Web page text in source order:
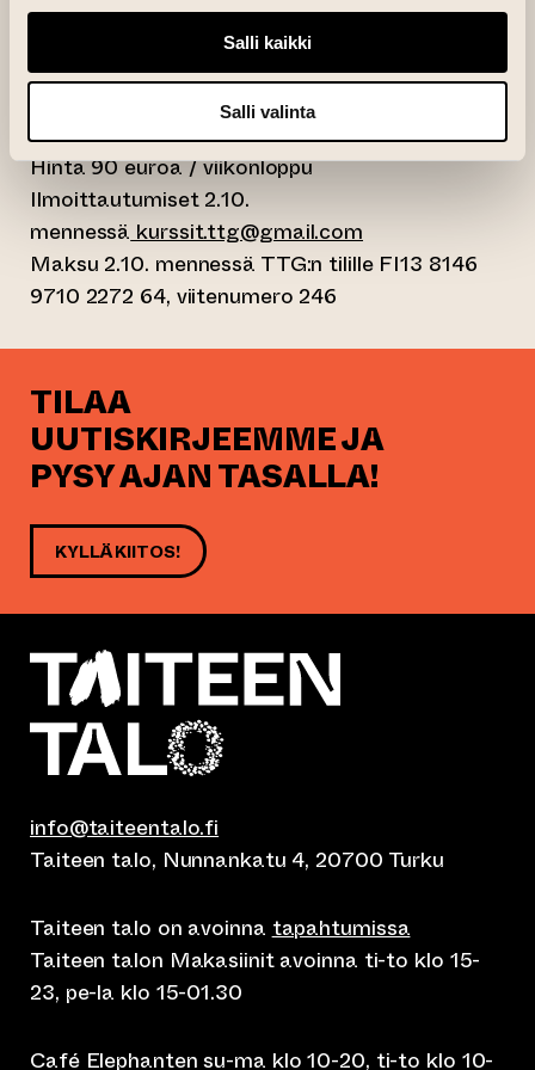
Salli kaikki
Salli valinta
japaninpapereita (lisää ostettavissa),
painovärit, liuottimet, työvälineet. Tuo
mukanasi, jos sinulla on, kaivertimia, pieniä
teloja, japaninpaperia.
Hinta 90 euroa / viikonloppu
Ilmoittautumiset 2.10.
mennessä kurssit.ttg@gmail.com
Maksu 2.10. mennessä TTG:n tilille FI13 8146
9710 2272 64, viitenumero 246
TILAA
UUTISKIRJEEMME JA
PYSY AJAN TASALLA!
KYLLÄ KIITOS!
info@taiteentalo.fi
Taiteen talo, Nunnankatu 4, 20700 Turku
Taiteen talo on avoinna tapahtumissa
Taiteen talon Makasiinit avoinna ti-to klo 15-
23, pe-la klo 15-01.30
Café Elephanten su-ma klo 10-20, ti-to klo 10-